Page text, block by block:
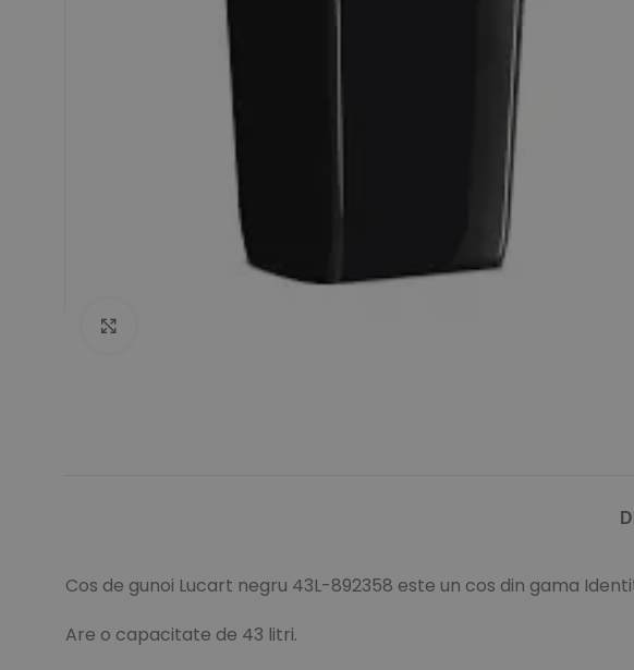
Cos de gunoi Lucart negru 43L-892358 este un cos din gama
Are o capacitate de 43 litri.